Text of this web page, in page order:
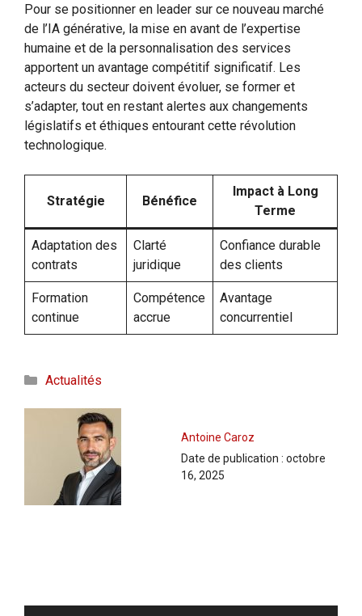
Pour se positionner en leader sur ce nouveau marché
de l’IA générative, la mise en avant de l’expertise
humaine et de la personnalisation des services
apportent un avantage compétitif significatif. Les
acteurs du secteur doivent évoluer, se former et
s’adapter, tout en restant alertes aux changements
législatifs et éthiques entourant cette révolution
technologique.
Stratégie Bénéfice
Impact à Long
Terme
Adaptation des
contrats
Clarté
juridique
Confiance durable
des clients
Formation
continue
Compétence
accrue
Avantage
concurrentiel
Catégories
Actualités
Antoine Caroz
Date de publication : octobre
16, 2025